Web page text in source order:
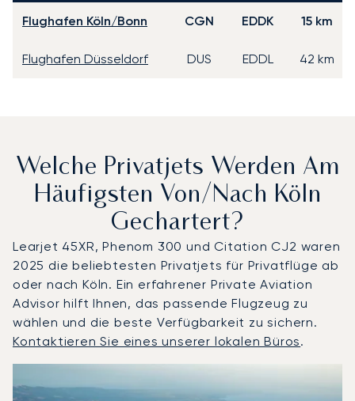
Flughafen Köln/Bonn CGN EDDK 15 km
Flughafen Düsseldorf DUS EDDL 42 km
Welche Privatjets Werden Am
Häufigsten Von/nach Köln
Gechartert?
Learjet 45XR, Phenom 300 und Citation CJ2 waren
2025 die beliebtesten Privatjets für Privatflüge ab
oder nach Köln. Ein erfahrener Private Aviation
Advisor hilft Ihnen, das passende Flugzeug zu
wählen und die beste Verfügbarkeit zu sichern.
Kontaktieren Sie eines unserer lokalen Büros.
Geschwindigkeit (km/h)Geschwindigkeit (Knoten)